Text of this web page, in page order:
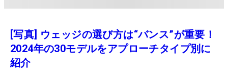
[写真] ウェッジの選び方は“バンス”が重要！
2024年の30モデルをアプローチタイプ別に
紹介